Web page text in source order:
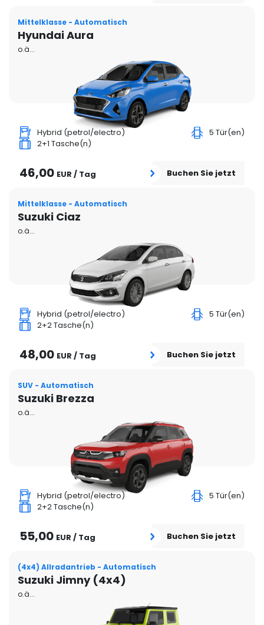
Mittelklasse - Automatisch
Hyundai Aura
o.ä...
Hybrid (petrol/electro)
5 Tür(en)
2+1 Tasche(n)
46,00 EUR / Tag Buchen Sie jetzt
Mittelklasse - Automatisch
Suzuki Ciaz
o.ä...
Hybrid (petrol/electro)
5 Tür(en)
2+2 Tasche(n)
48,00 EUR / Tag Buchen Sie jetzt
SUV - Automatisch
Suzuki Brezza
o.ä...
Hybrid (petrol/electro)
5 Tür(en)
2+2 Tasche(n)
55,00 EUR / Tag Buchen Sie jetzt
(4x4) Allradantrieb - Automatisch
Suzuki Jimny (4x4)
o.ä...